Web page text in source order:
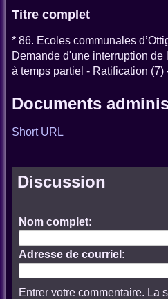
Titre complet
* 86. Ecoles communales
Demande d'une interruption
à temps partiel - Ratification (7)
Documents
Short URL
Discussion
Nom complet:
Adresse de courriel:
Entrer votre commentaire. La